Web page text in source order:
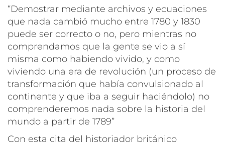
“Demostrar mediante archivos y ecuaciones
que nada cambió mucho entre 1780 y 1830
puede ser correcto o no, pero mientras no
comprendamos que la gente se vio a sí
misma como habiendo vivido, y como
viviendo una era de revolución (un proceso de
transformación que había convulsionado al
continente y que iba a seguir haciéndolo) no
comprenderemos nada sobre la historia del
mundo a partir de 1789”
Con esta cita del historiador británico